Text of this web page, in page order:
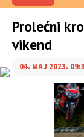
Prolećni
vikend
04. MAJ 2023.